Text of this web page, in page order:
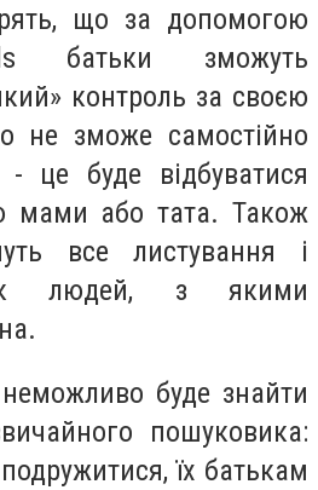
що за допомогою
батьки зможуть
контроль за своєю
не зможе самостійно
- це буде відбуватися
мами або тата. Також
все листування і
людей, з якими
буде знайти
пошуковика:
їх батькам